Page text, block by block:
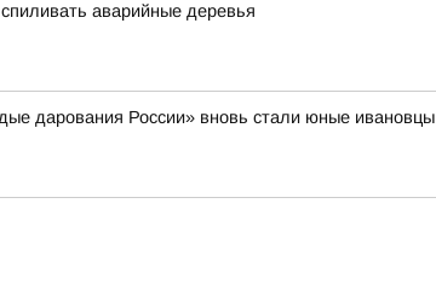
аварийные деревья
дарования России» вновь стали юные ивановцы